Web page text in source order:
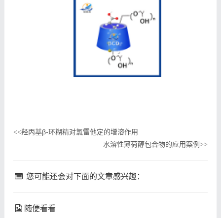
<<羟丙基β-环糊精对氯雷他定的增溶作用
水溶性薄荷醇包合物的应用案例>>
您可能还会对下面的文章感兴趣：
随便看看